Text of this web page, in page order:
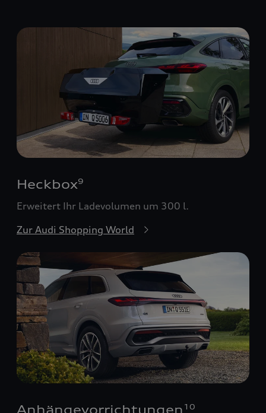
Heckbox9
Erweitert Ihr Ladevolumen um 300 l.
Zur Audi Shopping World
Anhängevorrichtungen 10